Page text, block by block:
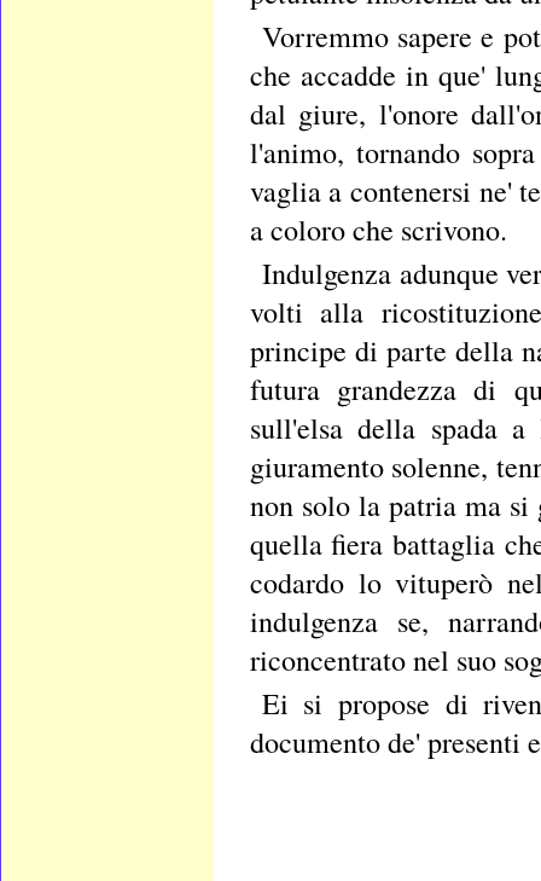
Vorremmo sapere e
che accadde in que'
dal giure, l'onore
l'animo, tornando
vaglia a contenersi ne'
a coloro che scrivono.
Indulgenza adunque
volti alla
principe di parte della
futura grandezza di
sull'elsa della spada
giuramento solenne,
non solo la patria ma
quella fiera battaglia
codardo lo vituperò
indulgenza se,
riconcentrato nel suo
Ei si propose di
documento de' presenti